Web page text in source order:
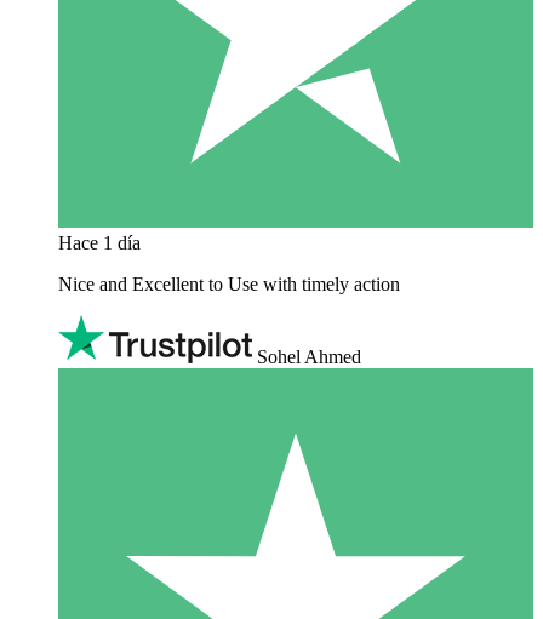
Hace 1 día
Nice and Excellent to Use with timely action
Sohel Ahmed